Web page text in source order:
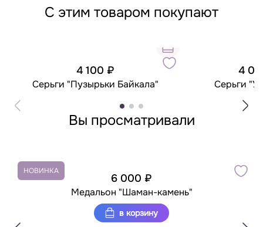
С этим товаром покупают
4 100 ₽
Серьги "Пузырьки Байкала"
4
Серьги
Вы просматривали
НОВИНКА
6 000 ₽
Медальон "Шаман-камень"
в корзину